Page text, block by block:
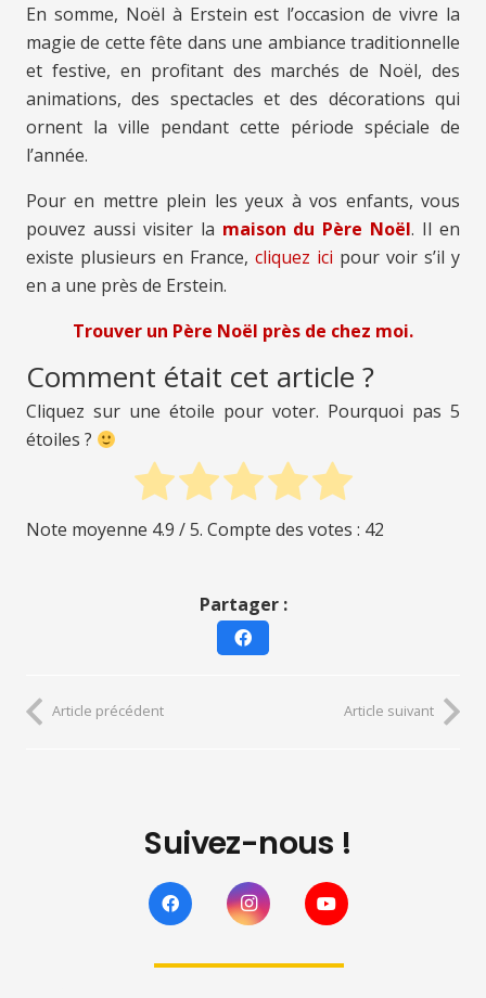
En somme, Noël à Erstein est l’occasion de vivre la
magie de cette fête dans une ambiance traditionnelle
et festive, en profitant des marchés de Noël, des
animations, des spectacles et des décorations qui
ornent la ville pendant cette période spéciale de
l’année.
Pour en mettre plein les yeux à vos enfants, vous
pouvez aussi visiter la maison du Père Noël. Il en
existe plusieurs en France, cliquez ici pour voir s’il y
en a une près de Erstein.
Trouver un Père Noël près de chez moi.
Comment était cet article ?
Cliquez sur une étoile pour voter. Pourquoi pas 5
étoiles ?
Note moyenne 4.9 / 5. Compte des votes : 42
Partager :
Article précédent Article suivant
Suivez-nous !